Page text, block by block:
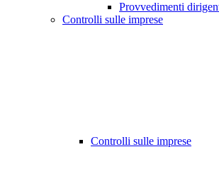
Provvedimenti
Controlli sulle imprese
Controlli sulle imprese